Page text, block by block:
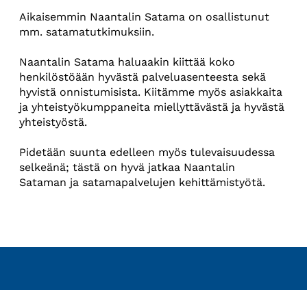
Aikaisemmin Naantalin Satama on osallistunut
mm. satamatutkimuksiin.
Naantalin Satama haluaakin kiittää koko
henkilöstöään hyvästä palveluasenteesta sekä
hyvistä onnistumisista. Kiitämme myös asiakkaita
ja yhteistyökumppaneita miellyttävästä ja hyvästä
yhteistyöstä.
Pidetään suunta edelleen myös tulevaisuudessa
selkeänä; tästä on hyvä jatkaa Naantalin
Sataman ja satamapalvelujen kehittämistyötä.